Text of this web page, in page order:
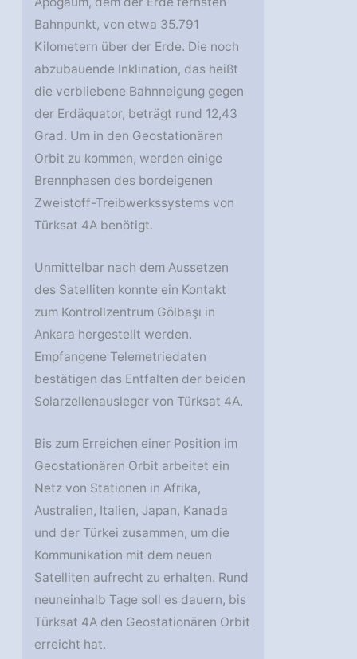
Bahnpunkt, von etwa 35.791
Kilometern über der Erde. Die noch
abzubauende Inklination, das heißt
die verbliebene Bahnneigung gegen
der Erdäquator, beträgt rund 12,43
Grad. Um in den Geostationären
Orbit zu kommen, werden einige
Brennphasen des bordeigenen
Zweistoff-Treibwerkssystems von
Türksat 4A benötigt.
Unmittelbar nach dem Aussetzen
des Satelliten konnte ein Kontakt
zum Kontrollzentrum Gölbaşı in
Ankara hergestellt werden.
Empfangene Telemetriedaten
bestätigen das Entfalten der beiden
Solarzellenausleger von Türksat 4A.
Bis zum Erreichen einer Position im
Geostationären Orbit arbeitet ein
Netz von Stationen in Afrika,
Australien, Italien, Japan, Kanada
und der Türkei zusammen, um die
Kommunikation mit dem neuen
Satelliten aufrecht zu erhalten. Rund
neuneinhalb Tage soll es dauern, bis
Türksat 4A den Geostationären Orbit
erreicht hat.